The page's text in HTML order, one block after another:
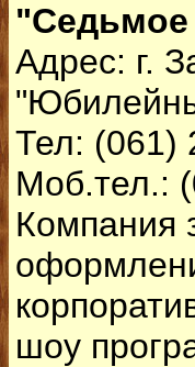
"Седьмое
Адрес: г.
Тел: (061)
Моб.тел.:
Компания
шоу